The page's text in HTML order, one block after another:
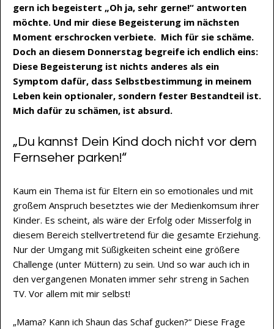
gern ich begeistert „Oh ja, sehr gerne!“ antworten
möchte. Und mir diese Begeisterung im nächsten
Moment erschrocken verbiete. Mich für sie schäme.
Doch an diesem Donnerstag begreife ich endlich eins:
Diese Begeisterung ist nichts anderes als ein
Symptom dafür, dass Selbstbestimmung in meinem
Leben kein optionaler, sondern fester Bestandteil ist.
Mich dafür zu schämen, ist absurd.
„Du kannst Dein Kind doch nicht vor dem
Fernseher parken!“
Kaum ein Thema ist für Eltern ein so emotionales und mit
großem Anspruch besetztes wie der Medienkomsum ihrer
Kinder. Es scheint, als wäre der Erfolg oder Misserfolg in
diesem Bereich stellvertretend für die gesamte Erziehung.
Nur der Umgang mit Süßigkeiten scheint eine größere
Challenge (unter Müttern) zu sein. Und so war auch ich in
den vergangenen Monaten immer sehr streng in Sachen
TV. Vor allem mit mir selbst!
„Mama? Kann ich Shaun das Schaf gucken?“ Diese Frage